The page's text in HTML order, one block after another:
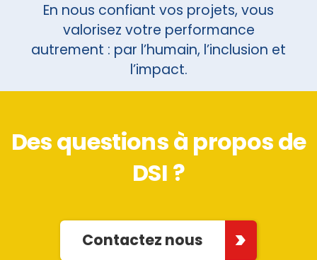
En nous confiant vos projets, vous
valorisez votre performance
autrement : par l’humain, l’inclusion et
l’impact.
Des questions à propos de
DSI ?
Contactez nous